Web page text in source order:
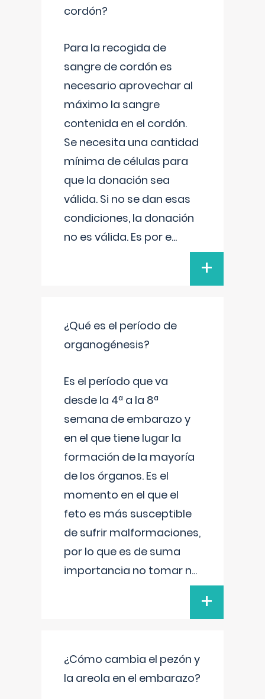
cordón?
Para la recogida de
sangre de cordón es
necesario aprovechar al
máximo la sangre
contenida en el cordón.
Se necesita una cantidad
mínima de células para
que la donación sea
válida. Si no se dan esas
condiciones, la donación
no es válida. Es por e...
+
¿Qué es el período de
organogénesis?
Es el período que va
desde la 4ª a la 8ª
semana de embarazo y
en el que tiene lugar la
formación de la mayoría
de los órganos. Es el
momento en el que el
feto es más susceptible
de sufrir malformaciones,
por lo que es de suma
importancia no tomar n...
+
¿Cómo cambia el pezón y
la areola en el embarazo?